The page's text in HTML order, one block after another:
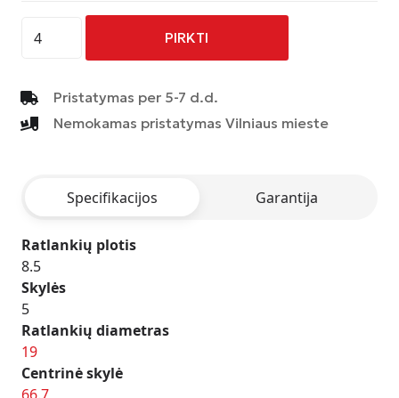
kiekis:
-
AC-
M10
POLISHED
PIRKTI
Pristatymas per 5-7 d.d.
Nemokamas pristatymas Vilniaus mieste
Specifikacijos Garantija
Ratlankių plotis
8.5
Skylės
5
Ratlankių diametras
19
Centrinė skylė